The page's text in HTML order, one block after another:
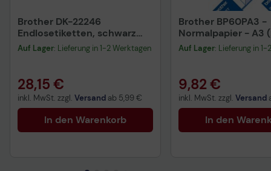
Brother DK-22246
Endlosetiketten, schwarz
auf weiß
Auf Lager: Lieferung in 1-2 Werktagen
28,15 €
inkl. MwSt. zzgl. Versand ab 5,99 €
In den Warenkorb
Brother BP60PA3 -
Normalpapier - A3
420 mm) - 73 g/
Blatt - für DCP
Auf Lager: Lieferung in
9,82 €
inkl. MwSt. zzgl. Versand
In den